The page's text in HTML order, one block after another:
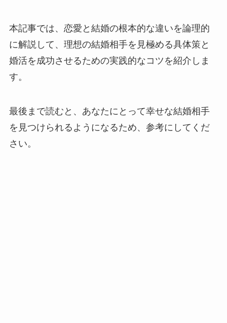
本記事では、恋愛と結婚の根本的な違いを論理的
に解説して、理想の結婚相手を見極める具体策と
婚活を成功させるための実践的なコツを紹介しま
す。
最後まで読むと、あなたにとって幸せな結婚相手
を見つけられるようになるため、参考にしてくだ
さい。